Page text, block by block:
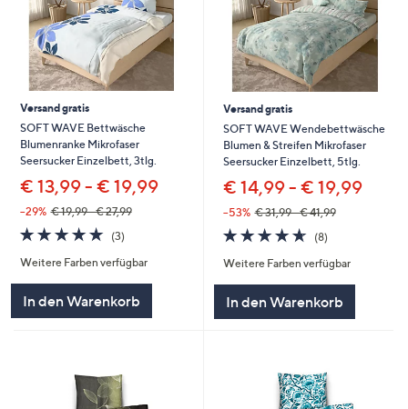
Versand gratis
SOFT WAVE Bettwäsche
Blumenranke Mikrofaser
Seersucker Einzelbett, 3tlg.
€ 13,99 - € 19,99
--29% € 19,99 - € 27,99
4.7
von
5
(3)3
Weitere Farben verfügbar
In den Warenkorb
Versand gratis
SOFT WAVE Wendebettwäsche
Blumen & Streifen Mikrofaser
Seersucker Einzelbett, 5tlg.
€ 14,99 - € 19,99
--53% € 31,99 - € 41,99
4.6
von
5
(8)8
Weitere Farben verfügbar
In den Warenkorb